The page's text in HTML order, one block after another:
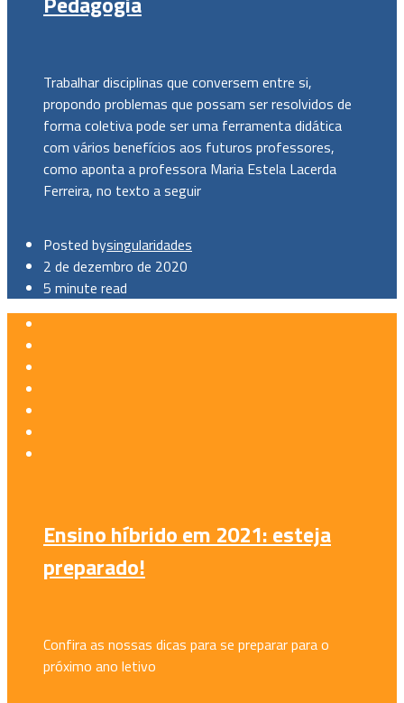
Trabalhar disciplinas que conversem entre si,
propondo problemas que possam ser resolvidos de
forma coletiva pode ser uma ferramenta didática
com vários benefícios aos futuros professores,
como aponta a professora Maria Estela Lacerda
Ferreira, no texto a seguir
Posted bysingularidades
2 de dezembro de 2020
5 minute read
Ensino híbrido em 2021: esteja
preparado!
Confira as nossas dicas para se preparar para o
próximo ano letivo